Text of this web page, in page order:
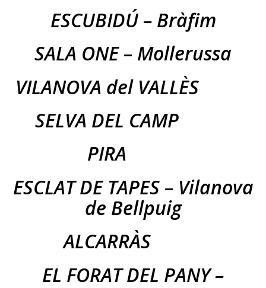
ESCUBIDÚ – Bràfim
SALA ONE – Mollerussa
VILANOVA del VALLÈS
SELVA DEL CAMP
PIRA
ESCLAT DE TAPES – Vilanova
de Bellpuig
ALCARRÀS
EL FORAT DEL PANY –